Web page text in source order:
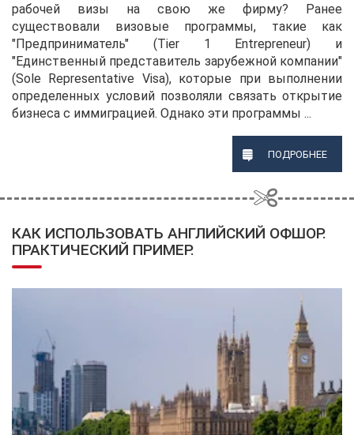
рабочей визы на свою же фирму? Ранее
существовали визовые программы, такие как
"Предприниматель" (Tier 1 Entrepreneur) и
"Единственный представитель зарубежной компании"
(Sole Representative Visa), которые при выполнении
определенных условий позволяли связать открытие
бизнеса с иммиграцией. Однако эти программы ...
ПОДРОБНЕЕ
КАК ИСПОЛЬЗОВАТЬ АНГЛИЙСКИЙ ОФШОР.
ПРАКТИЧЕСКИЙ ПРИМЕР.